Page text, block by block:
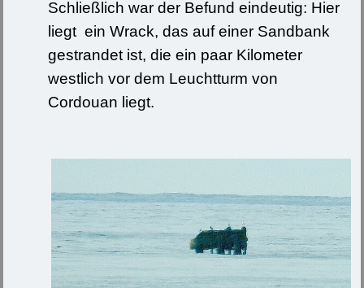
Schließlich war der Befund eindeutig: Hier
liegt ein Wrack, das auf einer Sandbank
gestrandet ist, die ein paar Kilometer
westlich vor dem Leuchtturm von
Cordouan liegt.